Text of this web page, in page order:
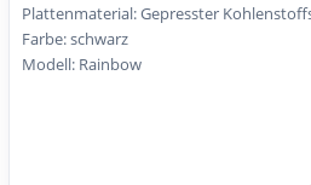
Plattenmaterial: Gepresster
Farbe: schwarz
Modell: Rainbow